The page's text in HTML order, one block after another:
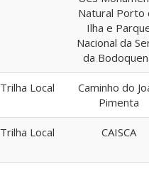
Natural Porto
Ilha e
Nacional da
da
Trilha Local
Caminho do
Pimenta
Trilha Local CAISCA